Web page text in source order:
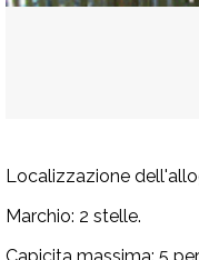
Localizzazione
Marchio: 2 stelle.